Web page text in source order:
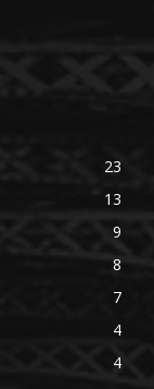
23
13
9
8
7
4
4